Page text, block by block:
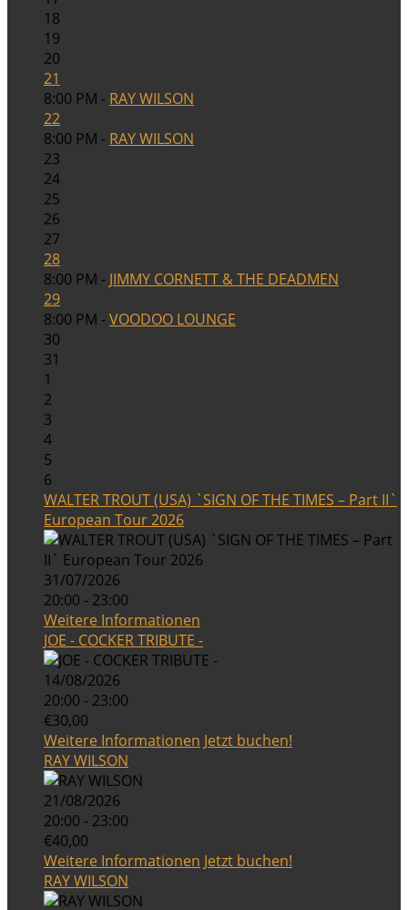
18
19
20
21
8:00 PM - RAY WILSON
22
8:00 PM - RAY WILSON
23
24
25
26
27
28
8:00 PM - JIMMY CORNETT & THE DEADMEN
29
8:00 PM -VOODOO LOUNGE
30
31
1
2
3
4
5
6
WALTER TROUT (USA) `SIGN OF THE TIMES – Part II`
European Tour 2026
31/07/2026
20:00 - 23:00
Weitere Informationen
JOE - COCKER TRIBUTE -
14/08/2026
20:00 - 23:00
€30,00
Weitere Informationen Jetzt buchen!
RAY WILSON
21/08/2026
20:00 - 23:00
€40,00
Weitere Informationen Jetzt buchen!
RAY WILSON